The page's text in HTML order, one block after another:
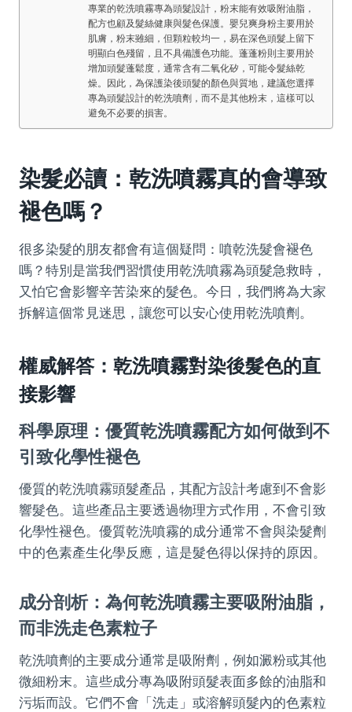
專業的乾洗噴霧專為頭髮設計，粉末能有效吸附油脂，
配方也顧及髮絲健康與髮色保護。嬰兒爽身粉主要用於
肌膚，粉末雖細，但顆粒較均一，易在深色頭髮上留下
明顯白色殘留，且不具備護色功能。蓬蓬粉則主要用於
增加頭髮蓬鬆度，通常含有二氧化矽，可能令髮絲乾
燥。因此，為保護染後頭髮的顏色與質地，建議您選擇
專為頭髮設計的乾洗噴劑，而不是其他粉末，這樣可以
避免不必要的損害。
染髮必讀：乾洗噴霧真的會導致
褪色嗎？
很多染髮的朋友都會有這個疑問：噴乾洗髮會褪色
嗎？特別是當我們習慣使用乾洗噴霧為頭髮急救時，
又怕它會影響辛苦染來的髮色。今日，我們將為大家
拆解這個常見迷思，讓您可以安心使用乾洗噴劑。
權威解答：乾洗噴霧對染後髮色的直
接影響
科學原理：優質乾洗噴霧配方如何做到不
引致化學性褪色
優質的乾洗噴霧頭髮產品，其配方設計考慮到不會影
響髮色。這些產品主要透過物理方式作用，不會引致
化學性褪色。優質乾洗噴霧的成分通常不會與染髮劑
中的色素產生化學反應，這是髮色得以保持的原因。
成分剖析：為何乾洗噴霧主要吸附油脂，
而非洗走色素粒子
乾洗噴劑的主要成分通常是吸附劑，例如澱粉或其他
微細粉末。這些成分專為吸附頭髮表面多餘的油脂和
污垢而設。它們不會「洗走」或溶解頭髮內的色素粒